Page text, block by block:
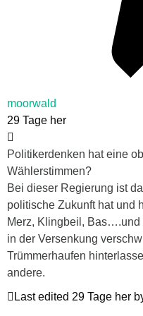
moorwald
29 Tage her
Politikerdenken hat eine
Wählerstimmen?
Bei dieser Regierung ist
politische Zukunft hat und
Merz, Klingbeil,
in der Versenkung
Trümmerhaufen
andere.
Last edited 29 Tage her